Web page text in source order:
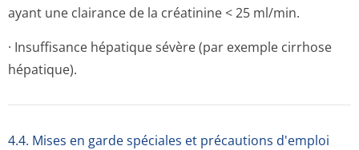
ayant une clairance de la créatinine < 25 ml/min.
· Insuffisance hépatique sévère (par exemple cirrhose
hépatique).
4.4. Mises en garde spéciales et précautions d'emploi